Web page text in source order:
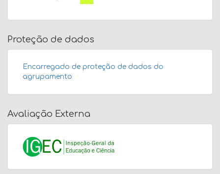
Proteção de dados
Encarregado de proteção de dados do
agrupamento
Avaliação Externa